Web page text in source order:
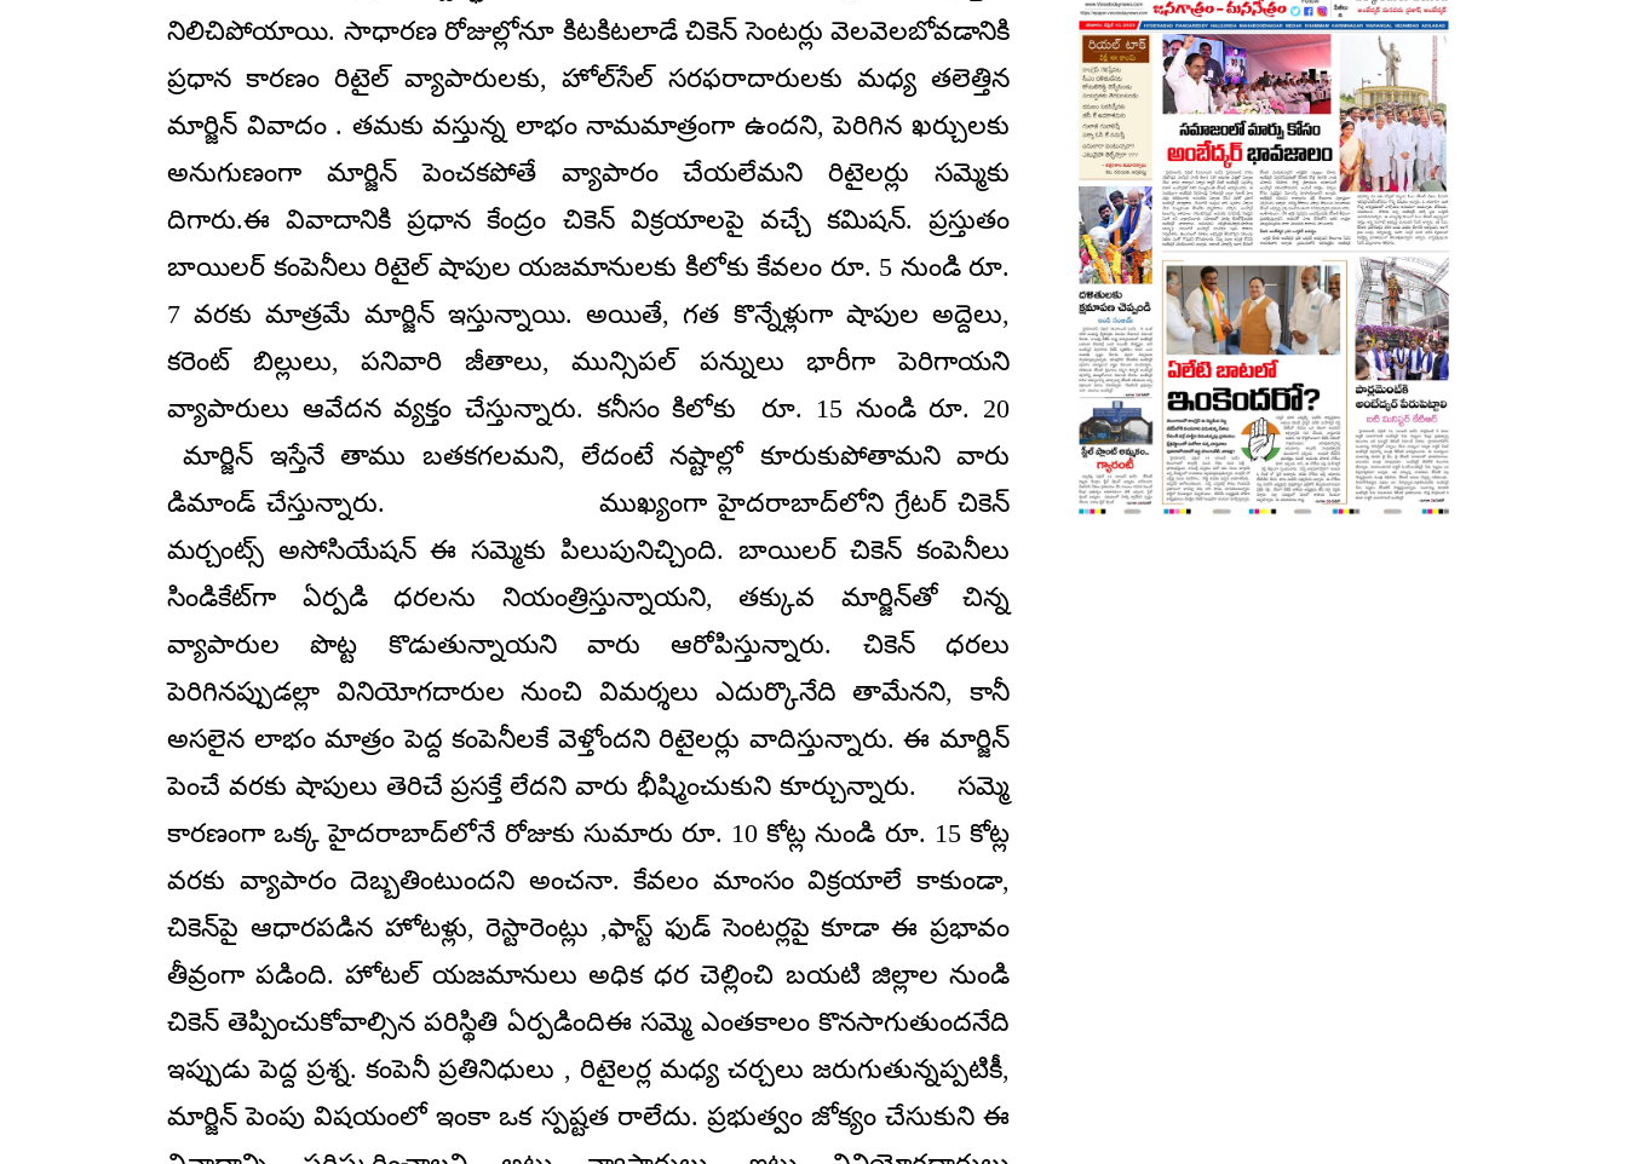
నిలిచిపోయాయి. సాధారణ రోజుల్లోనూ కిటకిటలాడే చికెన్ సెంటర్లు వెలవెలబోవడానికి
ప్రధాన కారణం రిటైల్ వ్యాపారులకు, హోల్‌సేల్ సరఫరాదారులకు మధ్య తలెత్తిన
మార్జిన్ వివాదం . తమకు వస్తున్న లాభం నామమాత్రంగా ఉందని, పెరిగిన ఖర్చులకు
అనుగుణంగా మార్జిన్ పెంచకపోతే వ్యాపారం చేయలేమని రిటైలర్లు సమ్మెకు
దిగారు.ఈ వివాదానికి ప్రధాన కేంద్రం చికెన్ విక్రయాలపై వచ్చే కమిషన్. ప్రస్తుతం
బాయిలర్ కంపెనీలు రిటైల్ షాపుల యజమానులకు కిలోకు కేవలం రూ. 5 నుండి రూ.
7 వరకు మాత్రమే మార్జిన్ ఇస్తున్నాయి. అయితే, గత కొన్నేళ్లుగా షాపుల అద్దెలు,
కరెంట్ బిల్లులు, పనివారి జీతాలు, మున్సిపల్ పన్నులు భారీగా పెరిగాయని
వ్యాపారులు ఆవేదన వ్యక్తం చేస్తున్నారు. కనీసం కిలోకు రూ. 15 నుండి రూ. 20
మార్జిన్ ఇస్తేనే తాము బతకగలమని, లేదంటే నష్టాల్లో కూరుకుపోతామని వారు
డిమాండ్ చేస్తున్నారు. ముఖ్యంగా హైదరాబాద్‌లోని గ్రేటర్ చికెన్
మర్చంట్స్ అసోసియేషన్ ఈ సమ్మెకు పిలుపునిచ్చింది. బాయిలర్ చికెన్ కంపెనీలు
సిండికేట్‌గా ఏర్పడి ధరలను నియంత్రిస్తున్నాయని, తక్కువ మార్జిన్‌తో చిన్న
వ్యాపారుల పొట్ట కొడుతున్నాయని వారు ఆరోపిస్తున్నారు. చికెన్ ధరలు
పెరిగినప్పుడల్లా వినియోగదారుల నుంచి విమర్శలు ఎదుర్కొనేది తామేనని, కానీ
అసలైన లాభం మాత్రం పెద్ద కంపెనీలకే వెళ్తోందని రిటైలర్లు వాదిస్తున్నారు. ఈ మార్జిన్
పెంచే వరకు షాపులు తెరిచే ప్రసక్తే లేదని వారు భీష్మించుకుని కూర్చున్నారు. సమ్మె
కారణంగా ఒక్క హైదరాబాద్‌లోనే రోజుకు సుమారు రూ. 10 కోట్ల నుండి రూ. 15 కోట్ల
వరకు వ్యాపారం దెబ్బతింటుందని అంచనా. కేవలం మాంసం విక్రయాలే కాకుండా,
చికెన్‌పై ఆధారపడిన హోటళ్లు, రెస్టారెంట్లు ,ఫాస్ట్ ఫుడ్ సెంటర్లపై కూడా ఈ ప్రభావం
తీవ్రంగా పడింది. హోటల్ యజమానులు అధిక ధర చెల్లించి బయటి జిల్లాల నుండి
చికెన్ తెప్పించుకోవాల్సిన పరిస్థితి ఏర్పడిందిఈ సమ్మె ఎంతకాలం కొనసాగుతుందనేది
ఇప్పుడు పెద్ద ప్రశ్న. కంపెనీ ప్రతినిధులు , రిటైలర్ల మధ్య చర్చలు జరుగుతున్నప్పటికీ,
మార్జిన్ పెంపు విషయంలో ఇంకా ఒక స్పష్టత రాలేదు. ప్రభుత్వం జోక్యం చేసుకుని ఈ